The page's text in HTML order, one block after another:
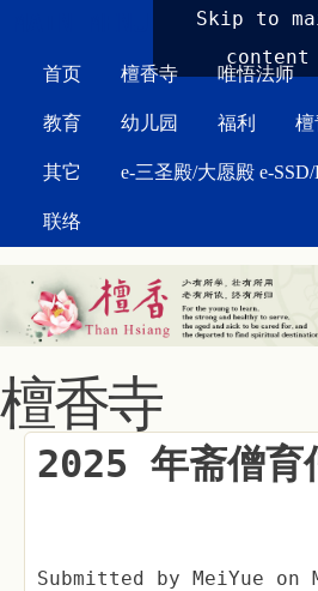
Skip to
content
首页 檀香寺 唯悟法师
教育 幼儿园 福利 檀
其它 e-三圣殿/大愿殿 e-
联络
檀香寺
2025 年斋僧育
Submitted by MeiYue on